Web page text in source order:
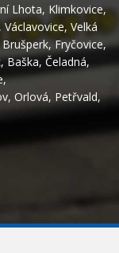
Lhota, Klimkovice,
Václavovice, Velká
Brušperk,Fryčovice,
,Baška, Čeladná,
,
, Orlová, Petřvald,